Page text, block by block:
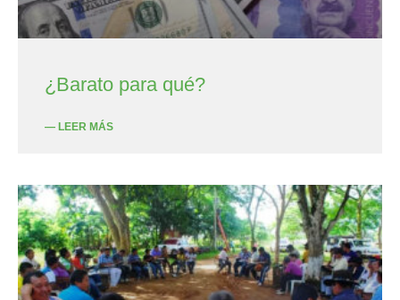
¿Barato para qué?
— LEER MÁS